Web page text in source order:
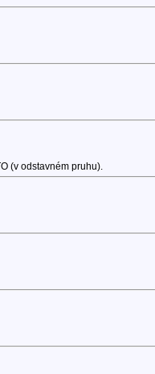
(v odstavném pruhu).